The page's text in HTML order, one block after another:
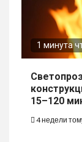
1 минута
15–120
4 недели